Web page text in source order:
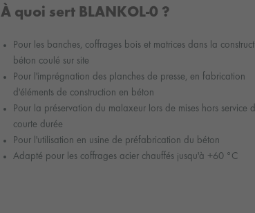
À quoi sert BLANKOL-0 ?
Pour les banches, coffrages bois et matrices dans la
béton coulé sur site
Pour l'imprégnation des planches de presse, en fabrication
d'éléments de construction en béton
Pour la préservation du malaxeur lors de mises hors service
courte durée
Pour l'utilisation en usine de préfabrication du béton
Adapté pour les coffrages acier chauffés jusqu'à +60 °C